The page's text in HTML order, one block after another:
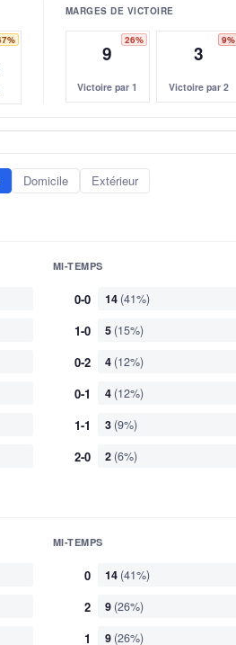
MARGES DE VICTOIRE
26%
9
Victoire par 1
9%
3
Victoire par 2
Domicile Extérieur
MI-TEMPS
0-0 14 (41%)
1-0 5 (15%)
0-2 4 (12%)
0-1 4 (12%)
1-1 3 (9%)
2-0 2 (6%)
MI-TEMPS
0 14 (41%)
2 9 (26%)
1 9 (26%)